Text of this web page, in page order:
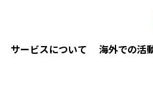
サービスについて 海外での活